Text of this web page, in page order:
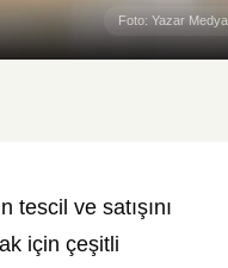
Foto: Yazar Medya
ve satışını
için çeşitli